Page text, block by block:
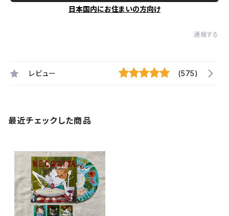
日本国内にお住まいの方向け
通報する
レビュー (575)
最近チェックした商品